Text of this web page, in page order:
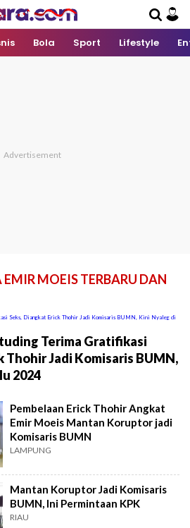
Bola Sport Lifestyle
MOEIS TERBARU DAN
Terima Gratifikasi
Thohir Jadi Komisaris BUMN,
2024
Pembelaan Erick Thohir Angkat
Emir Moeis Mantan Koruptor jadi
Komisaris BUMN
LAMPUNG
Mantan Koruptor Jadi Komisaris
BUMN, Ini Permintaan KPK
RIAU